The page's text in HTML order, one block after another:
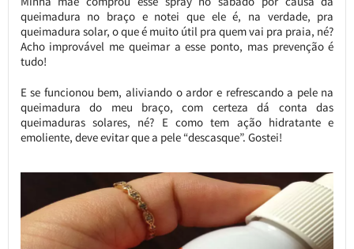
queimadura no braço e notei que ele é, na verdade, pra
queimadura solar, o que é muito útil pra quem vai pra praia, né?
Acho improvável me queimar a esse ponto, mas prevenção é
tudo!
E se funcionou bem, aliviando o ardor e refrescando a pele na
queimadura do meu braço, com certeza dá conta das
queimaduras solares, né? E como tem ação hidratante e
emoliente, deve evitar que a pele “descasque”. Gostei!